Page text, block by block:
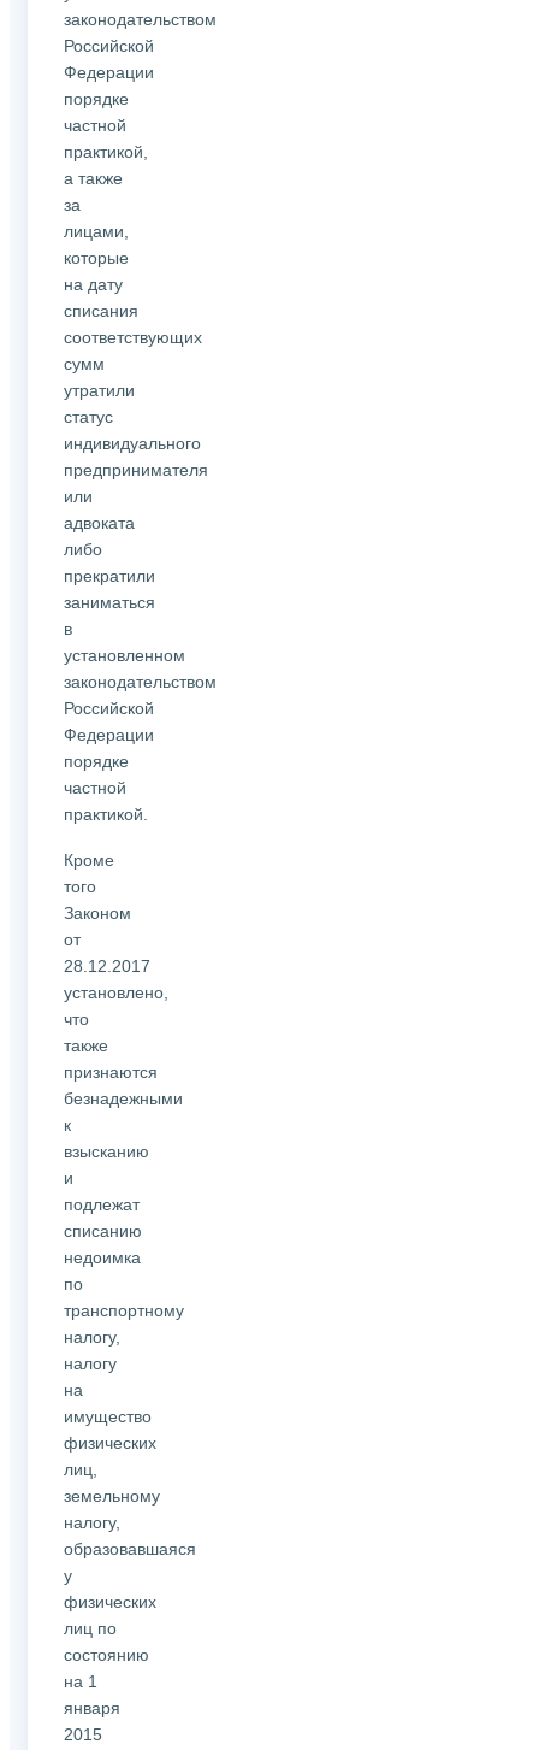
законодательством
Российской
Федерации
порядке
частной
практикой,
а также
за
лицами,
которые
на дату
списания
соответствующих
сумм
утратили
статус
индивидуального
предпринимателя
или
адвоката
либо
прекратили
заниматься
в
установленном
законодательством
Российской
Федерации
порядке
частной
практикой.
Кроме
того
Законом
от
28.12.2017
установлено,
что
также
признаются
безнадежными
к
взысканию
и
подлежат
списанию
недоимка
по
транспортному
налогу,
налогу
на
имущество
физических
лиц,
земельному
налогу,
образовавшаяся
у
физических
лиц по
состоянию
на 1
января
2015